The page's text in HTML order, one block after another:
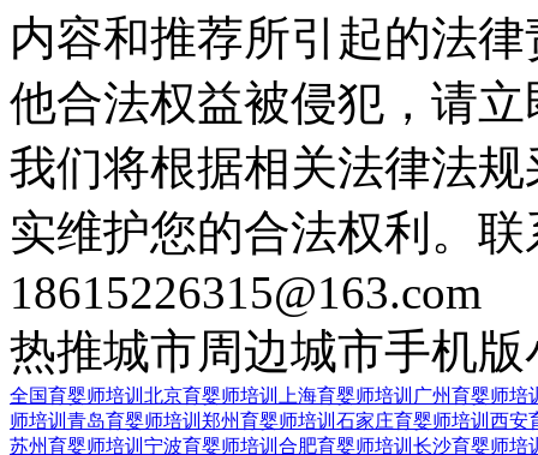
内容和推荐所引起的法
他合法权益被侵犯，请
我们将根据相关法律法
实维护您的合法权利。
18615226315@163.com
热推城市周边城市手机版
全国育婴师培训 北京育婴师培训 上海育婴师培训 广州育婴师培
师培训 青岛育婴师培训 郑州育婴师培训 石家庄育婴师培训 西安
苏州育婴师培训 宁波育婴师培训 合肥育婴师培训 长沙育婴师培